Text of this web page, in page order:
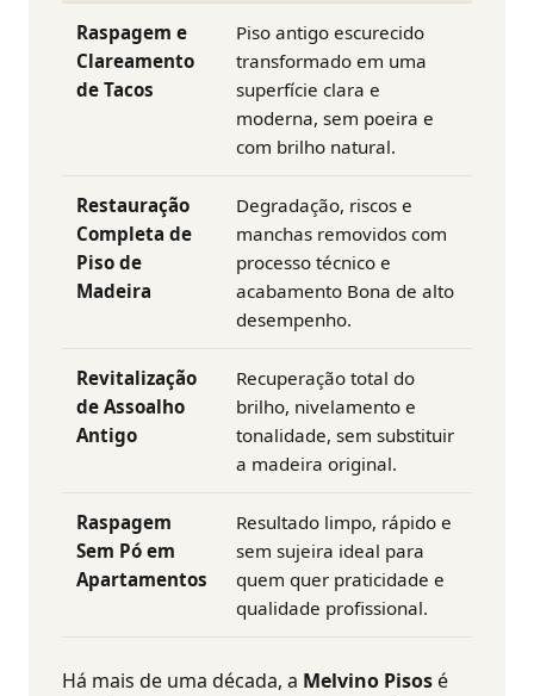
Raspagem e
Clareamento
de Tacos
Piso antigo escurecido
transformado em uma
superfície clara e
moderna, sem poeira e
com brilho natural.
Restauração
Completa de
Piso de
Madeira
Degradação, riscos e
manchas removidos com
processo técnico e
acabamento Bona de alto
desempenho.
Revitalização
de Assoalho
Antigo
Recuperação total do
brilho, nivelamento e
tonalidade, sem substituir
a madeira original.
Raspagem
Sem Pó em
Apartamentos
Resultado limpo, rápido e
sem sujeira ideal para
quem quer praticidade e
qualidade profissional.
Há mais de uma década, a Melvino Pisos é